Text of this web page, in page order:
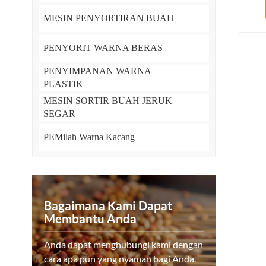
MESIN PENYORTIRAN BUAH
PENYORIT WARNA BERAS
PENYIMPANAN WARNA
PLASTIK
MESIN SORTIR BUAH JERUK
SEGAR
PEMilah Warna Kacang
Bagaimana Kami Dapat
Membantu Anda
Anda dapat menghubungi kami dengan
cara apa pun yang nyaman bagi Anda.